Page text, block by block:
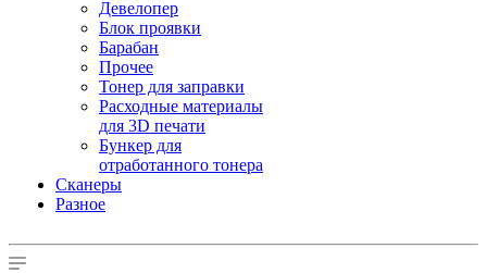
Девелопер
Блок проявки
Барабан
Прочее
Тонер для заправки
Расходные материалы
для 3D печати
Бункер для
отработанного тонера
Сканеры
Разное